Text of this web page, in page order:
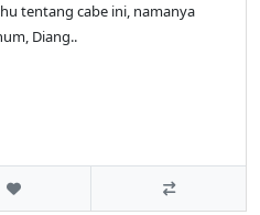
tentang cabe ini, namanya
Diang..